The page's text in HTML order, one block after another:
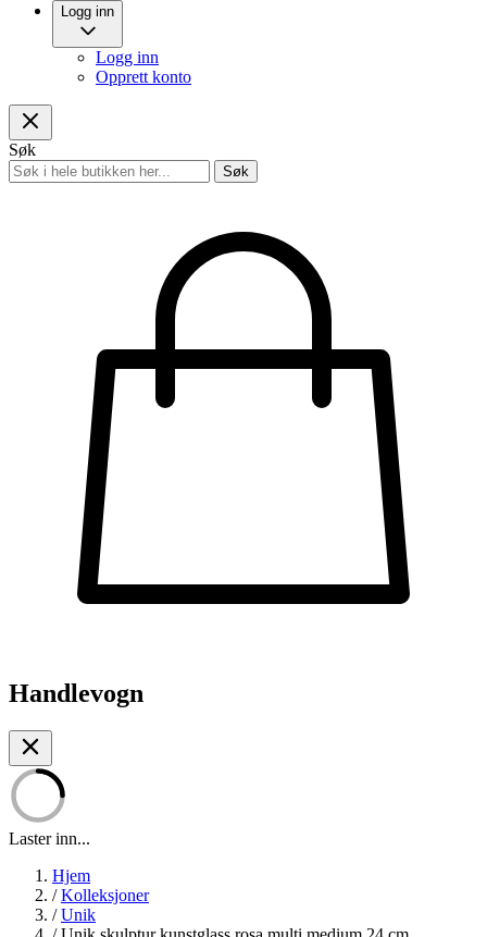
Logg inn
Logg inn
Opprett konto
Søk
Søk
Handlevogn
Laster inn...
Hjem
/ Kolleksjoner
/ Unik